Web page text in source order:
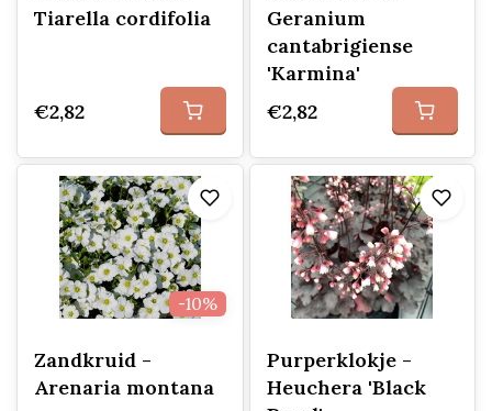
Tiarella cordifolia
€2,82
Geranium
cantabrigiense
'Karmina'
€2,82
-10%
Zandkruid -
Arenaria montana
Purperklokje -
Heuchera 'Black